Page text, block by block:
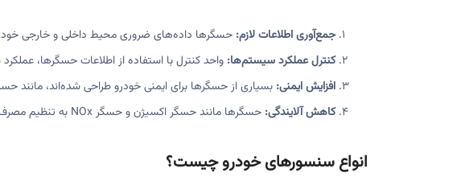
جمع‌آوری اطلاعات لازم: حسگرها داده‌های ضروری محیط داخلی و خارجی
کنترل عملکرد سیستم‌ها: واحد کنترل با استفاده از اطلاعات حسگرها،
افزایش ایمنی: بسیاری از حسگرها برای ایمنی خودرو طراحی شده‌اند، مانند
کاهش آلایندگی: حسگرها مانند حسگر اکسیژن و حسگر NOx به تنظیم مصرف سوخت و کنترل آلایندگی کمک می‌کنند.
انواع سنسورهای خودرو چیست؟